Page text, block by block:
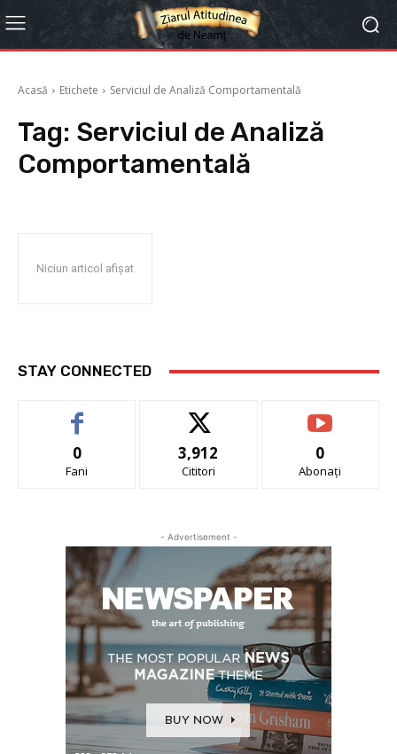
Acasă Etichete Serviciul de Analiză Comportamentală
Tag: Serviciul de Analiză
Comportamentală
Niciun articol afișat
STAY CONNECTED
0
Fani
3,912
Cititori
0
Abonați
- Advertisement -